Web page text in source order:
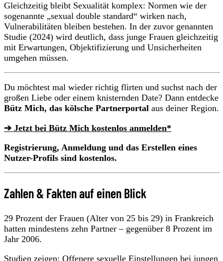
Gleichzeitig bleibt Sexualität komplex: Normen wie der
sogenannte „sexual double standard“ wirken nach,
Vulnerabilitäten bleiben bestehen. In der zuvor genannten
Studie (2024) wird deutlich, dass junge Frauen gleichzeitig
mit Erwartungen, Objektifizierung und Unsicherheiten
umgehen müssen.
Du möchtest mal wieder richtig flirten und suchst nach der
großen Liebe oder einem knisternden Date? Dann entdecke
Bütz Mich, das kölsche Partnerportal aus deiner Region.
➔ Jetzt bei Bütz Mich kostenlos anmelden*
Registrierung, Anmeldung und das Erstellen eines
Nutzer-Profils sind kostenlos.
Zahlen & Fakten auf einen Blick
29 Prozent der Frauen (Alter von 25 bis 29) in Frankreich
hatten mindestens zehn Partner – gegenüber 8 Prozent im
Jahr 2006.
Studien zeigen: Offenere sexuelle Einstellungen bei jungen